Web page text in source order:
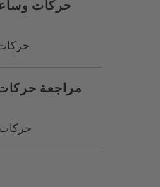
حركات
مراجعة
حركات